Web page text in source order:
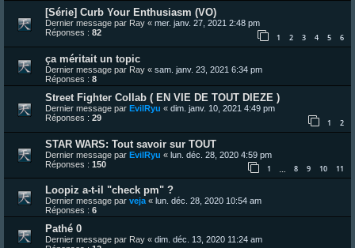
[Série] Curb Your Enthusiasm (VO)
Dernier message par Ray « mer. janv. 27, 2021 2:48 pm
Réponses : 82 1 2 3 4 5 6
ça méritait un topic
Dernier message par Ray « sam. janv. 23, 2021 6:34 pm
Réponses : 8
Street Fighter Collab ( EN VIE DE TOUT DIEZE )
Dernier message par EvilRyu « dim. janv. 10, 2021 4:49 pm
Réponses : 29 1 2
STAR WARS: Tout savoir sur TOUT
Dernier message par EvilRyu « lun. déc. 28, 2020 4:59 pm
Réponses : 150 1 8 9 10 11
Loopiz a-t-il "check pm" ?
Dernier message par veja « lun. déc. 28, 2020 10:54 am
Réponses : 6
Pathé 0
Dernier message par Ray « dim. déc. 13, 2020 11:24 am